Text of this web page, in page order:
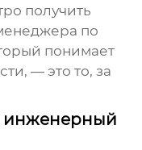
получить
по
понимает
— это то, за
инженерный